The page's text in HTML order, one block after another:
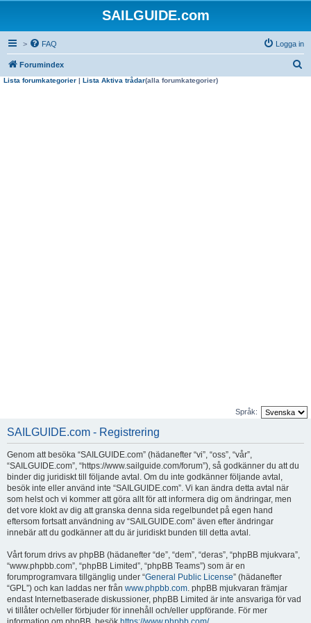
SAILGUIDE.com
> FAQ Logga in
Forumindex
Lista forumkategorier | Lista Aktiva trådar(alla forumkategorier)
Språk:
SAILGUIDE.com - Registrering
Genom att besöka “SAILGUIDE.com” (hädanefter “vi”, “oss”, “vår”,
“SAILGUIDE.com”, “https://www.sailguide.com/forum”), så godkänner du att du
binder dig juridiskt till följande avtal. Om du inte godkänner följande avtal,
besök inte eller använd inte “SAILGUIDE.com”. Vi kan ändra detta avtal när
som helst och vi kommer att göra allt för att informera dig om ändringar, men
det vore klokt av dig att granska denna sida regelbundet på egen hand
eftersom fortsatt användning av “SAILGUIDE.com” även efter ändringar
innebär att du godkänner att du är juridiskt bunden till detta avtal.
Vårt forum drivs av phpBB (hädanefter “de”, “dem”, “deras”, “phpBB mjukvara”,
“www.phpbb.com”, “phpBB Limited”, “phpBB Teams”) som är en
forumprogramvara tillgänglig under “General Public License” (hädanefter
“GPL”) och kan laddas ner från www.phpbb.com. phpBB mjukvaran främjar
endast Internetbaserade diskussioner, phpBB Limited är inte ansvariga för vad
vi tillåter och/eller förbjuder för innehåll och/eller uppförande. För mer